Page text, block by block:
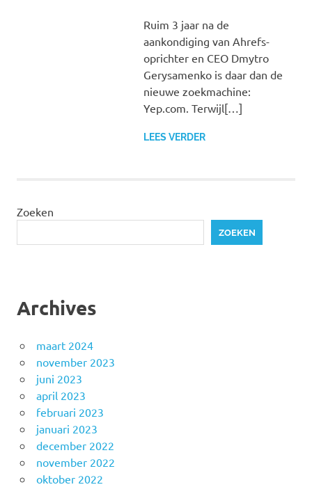
Ruim 3 jaar na de
aankondiging van Ahrefs-
oprichter en CEO Dmytro
Gerysamenko is daar dan de
nieuwe zoekmachine:
Yep.com. Terwijl[…]
LEES VERDER
Zoeken
ZOEKEN
Archives
maart 2024
november 2023
juni 2023
april 2023
februari 2023
januari 2023
december 2022
november 2022
oktober 2022